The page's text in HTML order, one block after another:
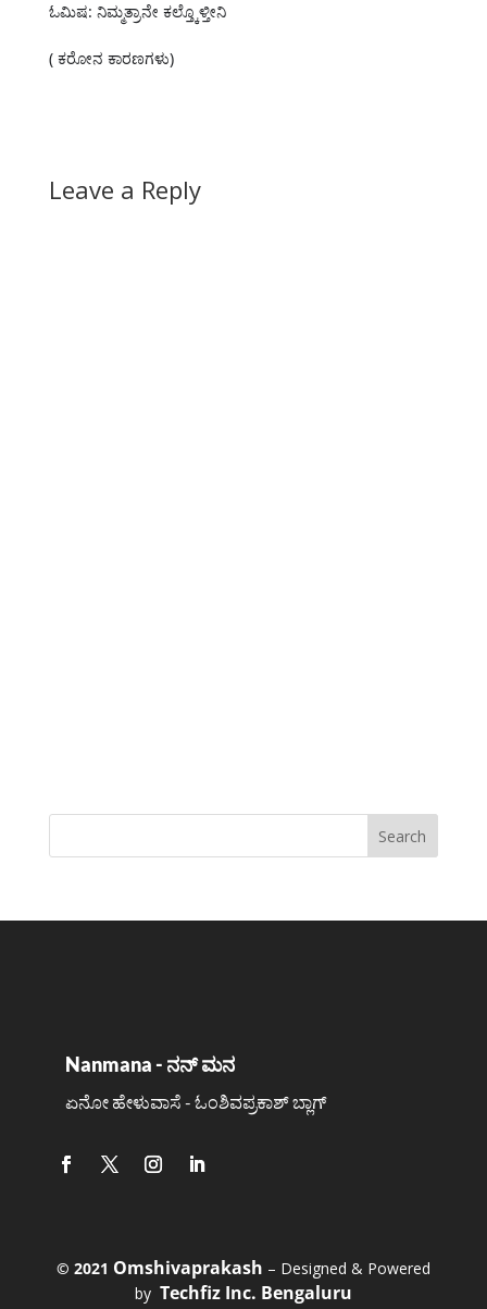
ಓಮಿಷ: ನಿಮ್ಮತ್ರಾನೇ ಕಲ್ತ್ಕೊಳ್ತೀನಿ
( ಕರೋನ ಕಾರಣಗಳು)
Leave a Reply
Nanmana - ನನ್ ಮನ
ಏನೋ ಹೇಳುವಾಸೆ - ಓಂಶಿವಪ್ರಕಾಶ್ ಬ್ಲಾಗ್
©️ 2021 Omshivaprakash – Designed & Powered
by Techfiz Inc. Bengaluru